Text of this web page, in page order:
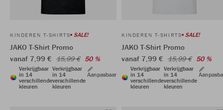
KINDEREN T-SHIRTS SALE!
JAKO T-Shirt Promo
vanaf 7,99 € 15,99 € 50 %
Verkrijgbaar
in 14
verschillende
kleuren
Verkrijgbaar
in 14
verschillende
kleuren
Aanpasbaar
KINDEREN T-SHIRTS SALE!
JAKO T-Shirt Promo
vanaf 7,99 € 15,99 € 50 %
Verkrijgbaar
in 14
verschillende
kleuren
Verkrijgbaar
in 14
verschillende
kleuren